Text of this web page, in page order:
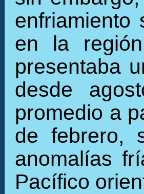
enfriamiento
en la
presentaba
desde
promedio a
de febrero,
anomalías
Pacífico